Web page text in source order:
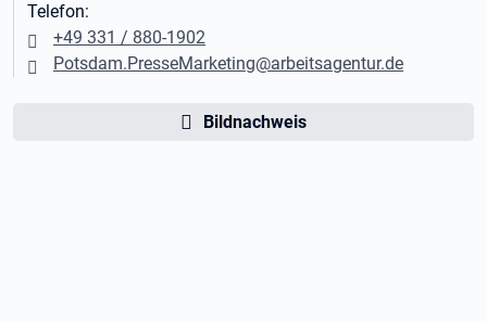
Telefon:
+49 331 / 880-1902
Potsdam.PresseMarketing@arbeitsagentur.de
Bildnachweis